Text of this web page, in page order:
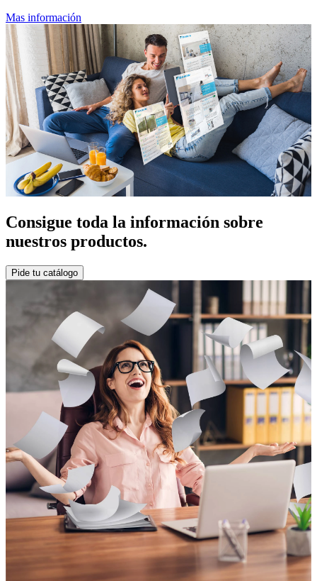
Mas información
Consigue toda la información sobre
nuestros productos.
Pide tu catálogo